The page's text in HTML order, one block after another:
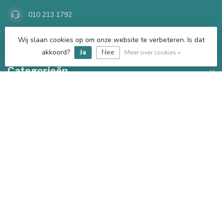
010 213 1792
kkecrotterdam@gmail.com
Categorieën
Wij slaan cookies op om onze website te verbeteren. Is dat
akkoord?
Ja Nee Meer over cookies »